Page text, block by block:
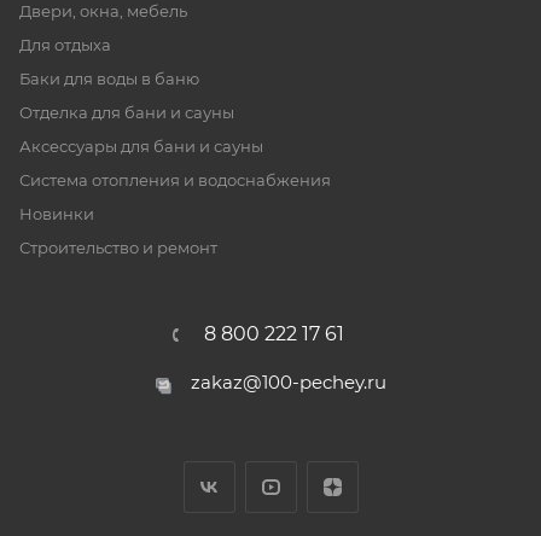
Двери, окна, мебель
Для отдыха
Баки для воды в баню
Отделка для бани и сауны
Аксессуары для бани и сауны
Система отопления и водоснабжения
Новинки
Строительство и ремонт
8 800 222 17 61
zakaz@100-pechey.ru